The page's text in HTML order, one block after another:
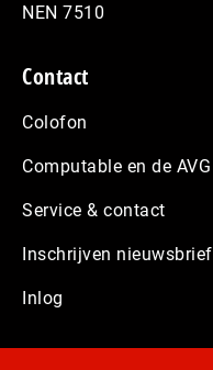
NEN 7510
Contact
Colofon
Computable en de AVG
Service & contact
Inschrijven nieuwsbrief
Inlog